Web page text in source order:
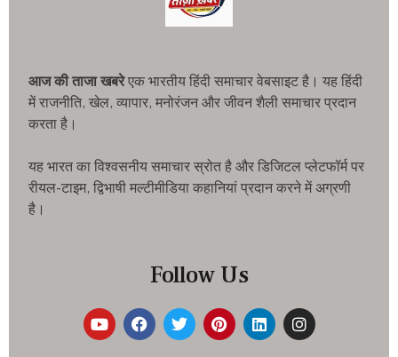
आज की ताजा खबरेएक भारतीय हिंदी समाचार वेबसाइट है। यह हिंदी
में राजनीति, खेल, व्यापार, मनोरंजन और जीवन शैली समाचार प्रदान
करता है।
यह भारत का विश्वसनीय समाचार स्रोत है और डिजिटल प्लेटफॉर्म पर
रीयल-टाइम, द्विभाषी मल्टीमीडिया कहानियां प्रदान करने में अग्रणी
है।
Follow Us